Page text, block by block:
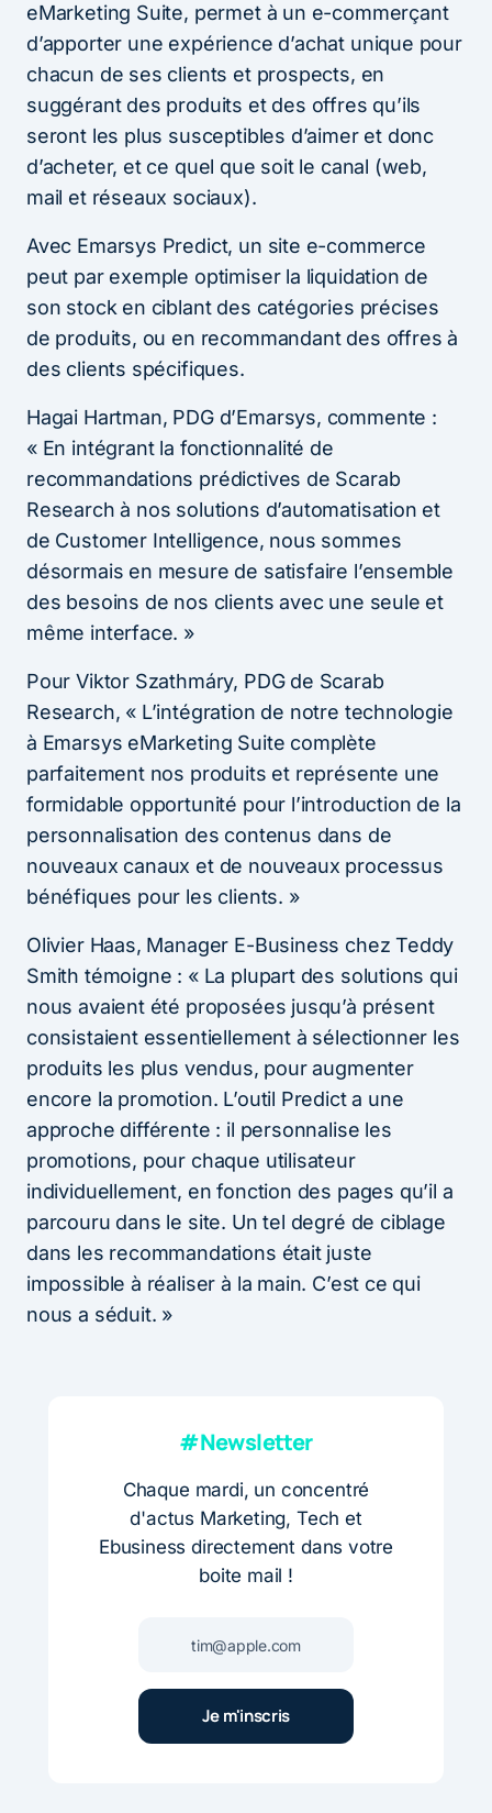
eMarketing Suite, permet à un e-commerçant
d’apporter une expérience d’achat unique pour
chacun de ses clients et prospects, en
suggérant des produits et des offres qu’ils
seront les plus susceptibles d’aimer et donc
d’acheter, et ce quel que soit le canal (web,
mail et réseaux sociaux).
Avec Emarsys Predict, un site e-commerce
peut par exemple optimiser la liquidation de
son stock en ciblant des catégories précises
de produits, ou en recommandant des offres à
des clients spécifiques.
Hagai Hartman, PDG d’Emarsys, commente :
« En intégrant la fonctionnalité de
recommandations prédictives de Scarab
Research à nos solutions d’automatisation et
de Customer Intelligence, nous sommes
désormais en mesure de satisfaire l’ensemble
des besoins de nos clients avec une seule et
même interface. »
Pour Viktor Szathmáry, PDG de Scarab
Research, « L’intégration de notre technologie
à Emarsys eMarketing Suite complète
parfaitement nos produits et représente une
formidable opportunité pour l’introduction de la
personnalisation des contenus dans de
nouveaux canaux et de nouveaux processus
bénéfiques pour les clients. »
Olivier Haas, Manager E-Business chez Teddy
Smith témoigne : « La plupart des solutions qui
nous avaient été proposées jusqu’à présent
consistaient essentiellement à sélectionner les
produits les plus vendus, pour augmenter
encore la promotion. L’outil Predict a une
approche différente : il personnalise les
promotions, pour chaque utilisateur
individuellement, en fonction des pages qu’il a
parcouru dans le site. Un tel degré de ciblage
dans les recommandations était juste
impossible à réaliser à la main. C’est ce qui
nous a séduit. »
#Newsletter
Chaque mardi, un concentré
d'actus Marketing, Tech et
Ebusiness directement dans votre
boite mail !